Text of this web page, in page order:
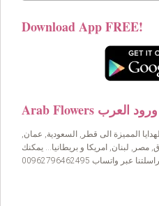
Download App FREE!
Arab Flowers ورود العرب
المميزة الى قطر, السعودية, عمان,
مصر, لبنان, امريكا و بريطانيا… يمكنك
واتساب 00962796462495